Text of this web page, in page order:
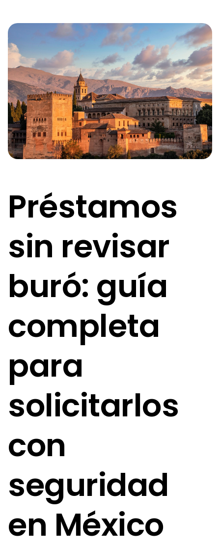
Préstamos
sin revisar
buró: guía
completa
para
solicitarlos
con
seguridad
en México